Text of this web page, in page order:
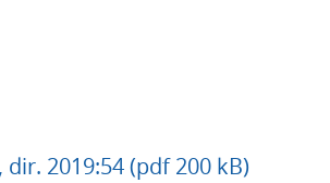
2019:54 (pdf 200 kB)